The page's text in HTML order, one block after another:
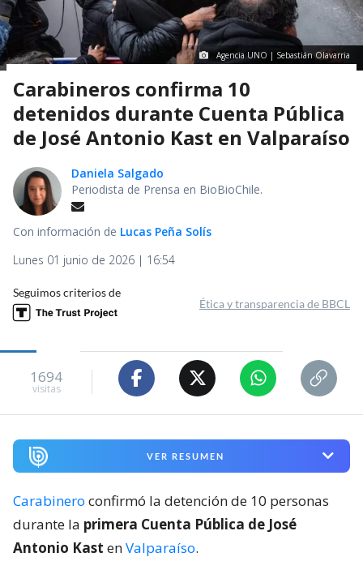
Agencia UNO | Sebastián Olavarria
Carabineros confirma 10
detenidos durante Cuenta Pública
de José Antonio Kast en Valparaíso
Daniela Salgado
Periodista de Prensa en BioBioChile.
Con información de Lucas Peña Solís
Lunes 01 junio de 2026 | 16:54
Seguimos criterios de
Ética y transparencia de BBCL
1694
visitas
VER RESUMEN
Carabinero confirmó la detención de 10 personas
durante la primera Cuenta Pública de José
Antonio Kast enValparaíso.